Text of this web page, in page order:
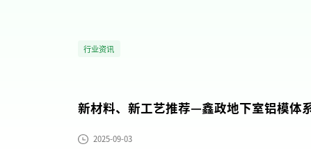
行业资讯
新材料、新工艺推荐—鑫政地下室铝模体
2025-09-03